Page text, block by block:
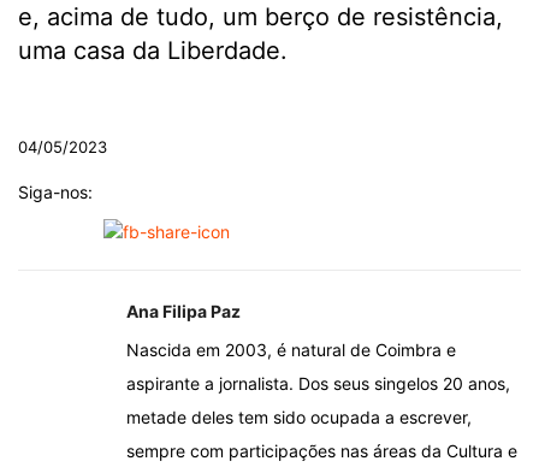
e, acima de tudo, um berço de resistência,
uma casa da Liberdade.
04/05/2023
Siga-nos:
Ana Filipa Paz
Nascida em 2003, é natural de Coimbra e
aspirante a jornalista. Dos seus singelos 20 anos,
metade deles tem sido ocupada a escrever,
sempre com participações nas áreas da Cultura e